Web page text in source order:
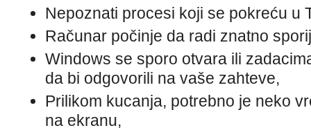
Nepoznati procesi koji se pokreću u
Računar počinje da radi znatno
Windows se sporo otvara ili
da bi odgovorili na vaše zahteve,
Prilikom kucanja, potrebno je neko
na ekranu,